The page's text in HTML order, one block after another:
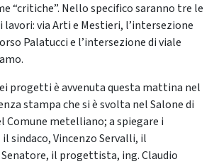
“critiche”. Nello specifico saranno tre le
lavori: via Arti e Mestieri, l’intersezione
Palatucci e l’intersezione di viale
progetti è avvenuta questa mattina nel
stampa che si è svolta nel Salone di
Comune metelliano; a spiegare i
sindaco, Vincenzo Servalli, il
il progettista, ing. Claudio